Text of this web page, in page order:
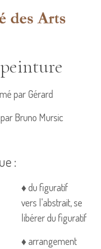
par Gérard
Bruno Mursic
:
♦ du figuratif
vers l'abstrait, se
libérer du figuratif
♦ arrangement